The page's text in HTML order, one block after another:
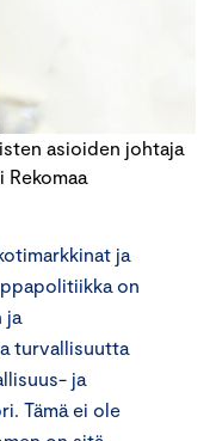
asioiden johtaja
Rekomaa
ja
on
ja
turvallisuutta
ja
Tämä ei ole